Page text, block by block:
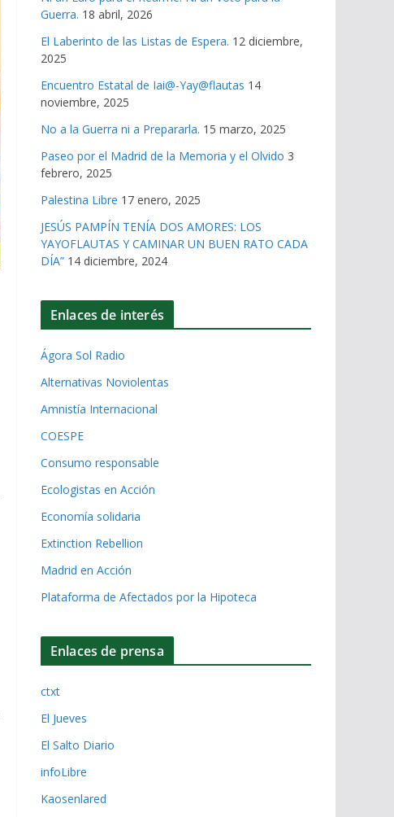
Guerra. 18 abril, 2026
El Laberinto de las Listas de Espera. 12 diciembre,
2025
Encuentro Estatal de Iai@-Yay@flautas 14
noviembre, 2025
No a la Guerra ni a Prepararla. 15 marzo, 2025
Paseo por el Madrid de la Memoria y el Olvido 3
febrero, 2025
Palestina Libre 17 enero, 2025
JESÚS PAMPÍN TENÍA DOS AMORES: LOS
YAYOFLAUTAS Y CAMINAR UN BUEN RATO CADA
DÍA” 14 diciembre, 2024
Enlaces de interés
Ágora Sol Radio
Alternativas Noviolentas
Amnistía Internacional
COESPE
Consumo responsable
Ecologistas en Acción
Economía solidaria
Extinction Rebellion
Madrid en Acción
Plataforma de Afectados por la Hipoteca
Enlaces de prensa
ctxt
El Jueves
El Salto Diario
infoLibre
Kaosenlared